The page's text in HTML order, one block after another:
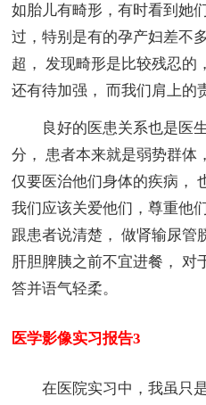
如胎儿有畸形，有时看到她
过，特别是有的孕产妇差不
超， 发现畸形是比较残忍的
还有待加强， 而我们肩上的
良好的医患关系也是医生
分， 患者本来就是弱势群体
仅要医治他们身体的疾病，
我们应该关爱他们，尊重他
跟患者说清楚， 做肾输尿管
肝胆脾胰之前不宜进餐， 对
答并语气轻柔。
医学影像实习报告3
在医院实习中，我虽只是